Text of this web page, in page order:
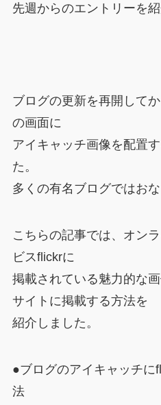
先週からのエントリーを紹
ブログの更新を再開して
の画面に
アイキャッチ画像を配置
た。
多くの有名ブログではお
こちらの記事では、オン
ビスflickrに
掲載されている魅力的な
サイトに掲載する方法を
紹介しました。
●ブログのアイキャッチに
法